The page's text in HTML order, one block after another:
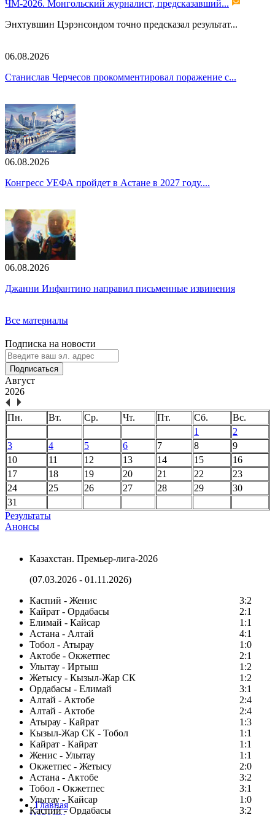
ЧМ-2026. Монгольский журналист, предсказавший...
Энхтувшин Цэрэнсондом точно предсказал результат...
06.08.2026
Станислав Черчесов прокомментировал поражение с...
06.08.2026
Конгресс УЕФА пройдет в Астане в 2027 году....
06.08.2026
Джанни Инфантино направил письменные извинения
Все материалы
Подписка на новости
Подписаться
Август
2026
Пн. Вт. Ср. Чт. Пт. Сб.
Вс.
1
2
3
4 5 6 7 8
9
10
11 12 13 14 15
16
17
18 19 20 21 22
23
24
25 26 27 28 29
30
31
Результаты
Анонсы
Казахстан. Премьер-лига-2026
(07.03.2026 - 01.11.2026)
Каспий - Женис
3:2
Кайрат - Ордабасы
2:1
Елимай - Кайсар
1:1
Астана - Алтай
4:1
Тобол - Атырау
1:0
Актобе - Окжетпес
2:1
Улытау - Иртыш
1:2
Жетысу - Кызыл-Жар СК
1:2
Ордабасы - Елимай
3:1
Алтай - Актобе
2:4
Алтай - Актобе
2:4
Атырау - Кайрат
1:3
Кызыл-Жар СК - Тобол
1:1
Кайрат - Кайрат
1:1
Женис - Улытау
1:1
Окжетпес - Жетысу
2:0
Астана - Актобе
3:2
Тобол - Окжетпес
3:1
Улытау - Кайсар
1:0
Каспий - Ордабасы
3:2
Главная